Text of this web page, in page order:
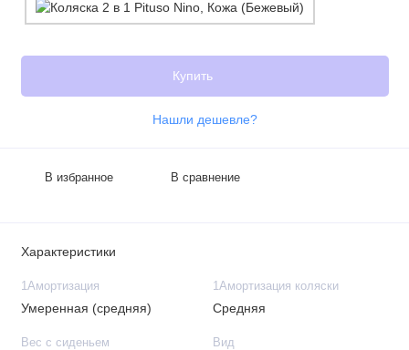
Купить
Нашли дешевле?
В избранное В сравнение
Характеристики
1Амортизация
Умеренная (средняя)
1Амортизация коляски
Средняя
Вес с сиденьем Вид